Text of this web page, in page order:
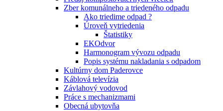
Zber komunálneho a triedeného odpadu
Ako triedime odpad ?
Úroveň vytriedenia
Štatistiky
EKOdvor
Harmonogram vývozu odpadu
Popis systému nakladania s odpadom
Kultúrny dom Paderovce
Káblová televízia
Závlahový vodovod
Práce s mechanizmami
Obecná ubytovňa